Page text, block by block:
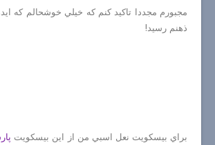
مجبورم مجددا تاكيد كنم كه خيلي خوشحالم كه
ذهنم رسيد!
براي بيسكويت نعل اسبي من از اين بيسكويت